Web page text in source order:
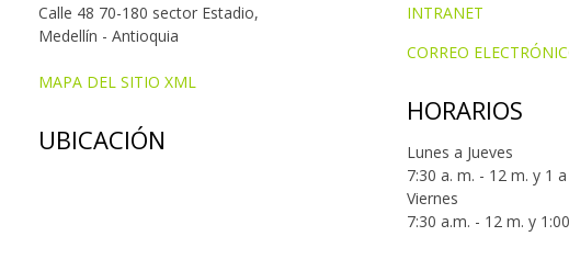
Calle 48 70-180 sector Estadio,
Medellín - Antioquia
MAPA DEL SITIO XML
UBICACIÓN
INTRANET
CORREO
HORARIOS
Lunes a Jueves
7:30 a. m. - 12 m. y 1
Viernes
7:30 a.m. - 12 m. y